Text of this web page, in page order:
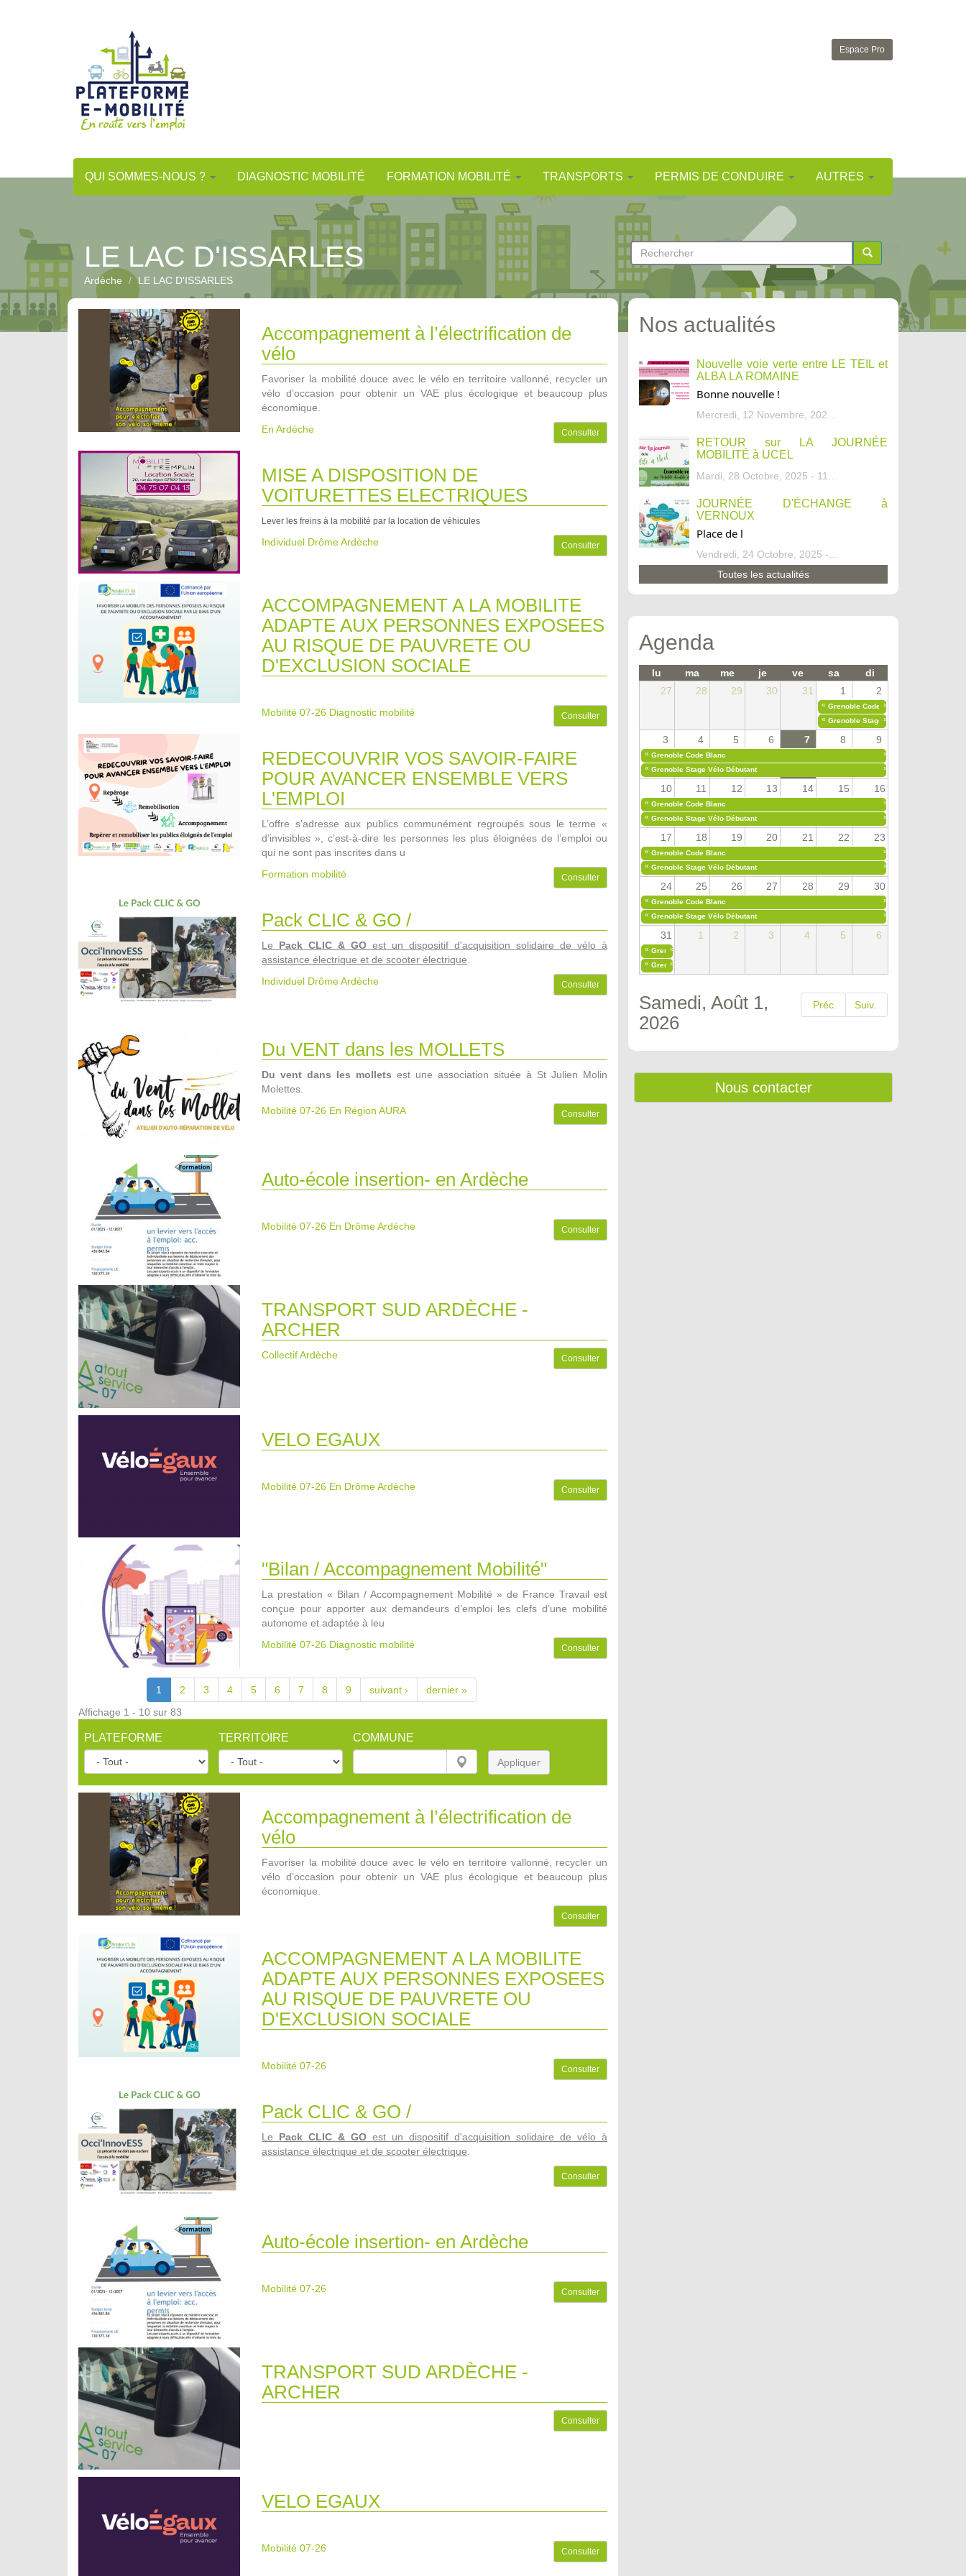
Espace Pro
QUI SOMMES-NOUS ? DIAGNOSTIC MOBILITÉ FORMATION MOBILITÉ TRANSPORTS PERMIS DE CONDUIRE AUTRES
LE LAC D'ISSARLES
Ardèche LE LAC D'ISSARLES
Formulaire
de
recherche
Rechercher
Accompagnement à l’électrification de
vélo
Favoriser la mobilité douce avec le vélo en territoire vallonné, recycler un
vélo d’occasion pour obtenir un VAE plus écologique et beaucoup plus
économique.
En Ardèche
Consulter
MISE A DISPOSITION DE
VOITURETTES ELECTRIQUES
Lever les freins à la mobilité par la location de véhicules
Individuel Drôme Ardèche Consulter
ACCOMPAGNEMENT A LA MOBILITE
ADAPTE AUX PERSONNES EXPOSEES
AU RISQUE DE PAUVRETE OU
D'EXCLUSION SOCIALE
Mobilité 07-26 Diagnostic mobilité Consulter
REDECOUVRIR VOS SAVOIR-FAIRE
POUR AVANCER ENSEMBLE VERS
L'EMPLOI
L’offre s’adresse aux publics communément regroupés sous le terme «
d’invisibles », c’est-à-dire les personnes les plus éloignées de l’emploi ou
qui ne sont pas inscrites dans u
Formation mobilité
Consulter
Pack CLIC & GO /
Le Pack CLIC & GO est un dispositif d'acquisition solidaire de vélo à
assistance électrique et de scooter électrique
Individuel Drôme Ardèche
Consulter
Du VENT dans les MOLLETS
Du vent dans les mollets est une association située à St Julien Molin
Molettes.
Mobilité 07-26 En Région AURA Consulter
Auto-école insertion- en Ardèche
Mobilité 07-26 En Drôme Ardèche Consulter
TRANSPORT SUD ARDÈCHE -
ARCHER
Collectif Ardèche Consulter
VELO EGAUX
Mobilité 07-26 En Drôme Ardèche Consulter
"Bilan / Accompagnement Mobilité"
La prestation « Bilan / Accompagnement Mobilité » de France Travail est
conçue pour apporter aux demandeurs d’emploi les clefs d’une mobilité
autonome et adaptée à leu
Mobilité 07-26 Diagnostic mobilité Consulter
1 2 3 4 5 6 7 8 9 suivant ›
dernier »
Affichage 1 - 10 sur 83
PLATEFORME TERRITOIRE COMMUNE
Appliquer
Accompagnement à l’électrification de
vélo
Favoriser la mobilité douce avec le vélo en territoire vallonné, recycler un
vélo d’occasion pour obtenir un VAE plus écologique et beaucoup plus
économique.
Consulter
ACCOMPAGNEMENT A LA MOBILITE
ADAPTE AUX PERSONNES EXPOSEES
AU RISQUE DE PAUVRETE OU
D'EXCLUSION SOCIALE
Mobilité 07-26 Consulter
Pack CLIC & GO /
Le Pack CLIC & GO est un dispositif d'acquisition solidaire de vélo à
assistance électrique et de scooter électrique
Consulter
Auto-école insertion- en Ardèche
Mobilité 07-26 Consulter
TRANSPORT SUD ARDÈCHE -
ARCHER
Consulter
VELO EGAUX
Mobilité 07-26 Consulter
Nos actualités
Nouvelle voie verte entre LE TEIL et
ALBA LA ROMAINE
Bonne nouvelle !
RETOUR sur LA JOURNÉE
MOBILITÉ à UCEL
JOURNÉE D'ÉCHANGE à
VERNOUX
Place de l
Toutes les actualités
Agenda
lu ma me je ve sa
di
27
28 29 30 31 1 2
« Grenoble Code Blanc
»
« Grenoble Stage Vélo Débutant
»
3 4 5 6 7 8 9
« Grenoble Code Blanc
»
« Grenoble Stage Vélo Débutant »
10 11 12 13 14 15 16
« Grenoble Code Blanc
»
« Grenoble Stage Vélo Débutant »
17 18 19 20 21 22 23
« Grenoble Code Blanc
»
« Grenoble Stage Vélo Débutant »
24 25 26 27 28 29 30
« Grenoble Code Blanc
»
« Grenoble Stage Vélo Débutant »
31 1 2 3 4 5 6
« Grenoble Code Blanc
»
« Grenoble Stage Vélo Débutant
»
Préc. Suiv.
Samedi, Août 1,
2026
Nous contacter